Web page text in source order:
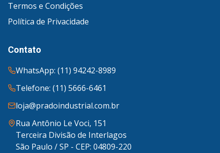
Termos e Condições
Política de Privacidade
Contato
WhatsApp: (11) 94242-8989
Telefone: (11) 5666-6461
loja@pradoindustrial.com.br
Rua Antônio Le Voci, 151
Terceira Divisão de Interlagos
São Paulo / SP - CEP: 04809-220